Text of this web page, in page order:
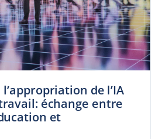
de l’IA
échange entre
et